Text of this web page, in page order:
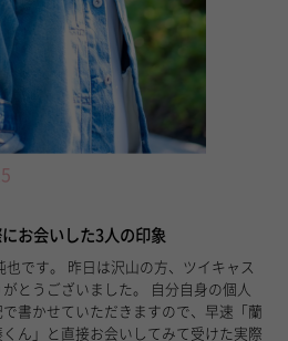
お会いした3人の印象
いました。 自分自身の個人
書かせていただきますので、早速「蘭
ん」と直接お会いしてみて受けた実際